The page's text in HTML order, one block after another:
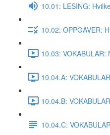
10.01: LESING:
10.02: OPPGAVER:
10.03:
10.04.A:
10.04.B:
10.04.C: